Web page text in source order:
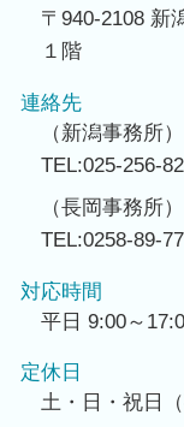
〒940-2108 新
１階
連絡先
（新潟事務所）
TEL:025-256-
（長岡事務所）
TEL:0258-89-
対応時間
平日 9:00～
定休日
土・日・祝日